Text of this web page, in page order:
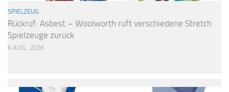
SPIELZEUG
Rückruf: Asbest – Woolworth ruft verschiedene Stretch
Spielzeuge zurück
6 AUG., 2026